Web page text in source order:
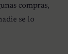
compras,
se lo